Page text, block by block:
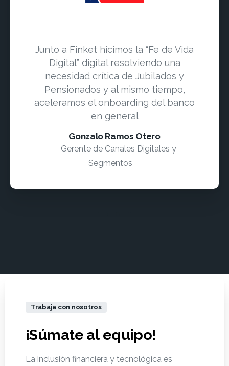
Junto a Finket hicimos la “Fe de Vida
Digital” digital resolviendo una
necesidad crítica de Jubilados y
Pensionados y al mismo tiempo,
aceleramos el onboarding del banco
en general
Gonzalo Ramos Otero
Gerente de Canales Digitales y
Segmentos
Trabaja con nosotros
¡Súmate al equipo!
La inclusión financiera y tecnológica es